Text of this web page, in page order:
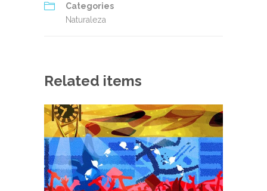
Categories
Naturaleza
Related items